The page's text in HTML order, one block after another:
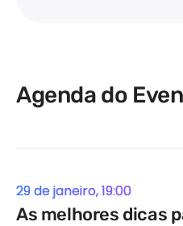
Agenda do
29 de janeiro, 19:00
As melhores dicas